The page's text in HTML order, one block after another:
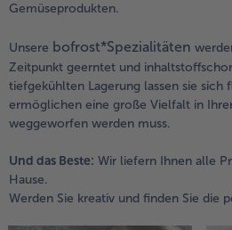
Gemüseprodukten.
Unsere bofrost*Spezialitäten
Zeitpunkt geerntet und
tiefgekühlten Lagerung lassen sie sich
ermöglichen eine große Vielfalt in
weggeworfen werden muss.
Und das Beste: Wir liefern Ihnen alle
Hause.
Werden Sie kreativ und finden Sie die